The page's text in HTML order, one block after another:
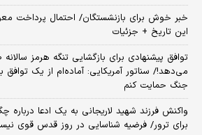
خبر خوش برای بازنشستگان/ احتمال پرداخت
این تاریخ + جزئیات
می‌دهد!/ سناتور آمریکایی: آماده‌ام از یک توافق
جنگ حمایت کنم
واکنش فرزند شهید لاریجانی به یک ادعا
برای ترور/ فرضیه شناسایی در روز قدس قوی